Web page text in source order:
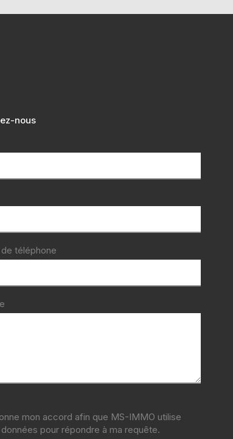
nous
téléphone
mon accord afin que MS-IMMO utilise
pour répondre à ma requête.